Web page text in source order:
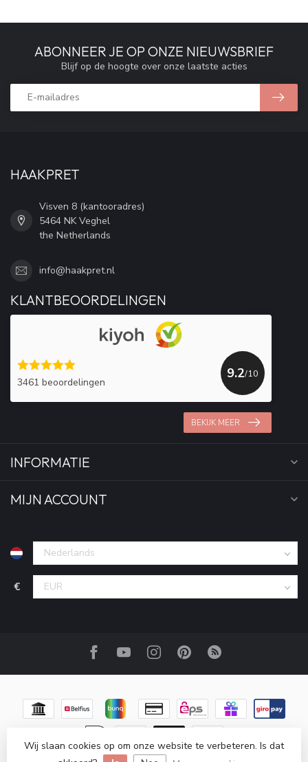
ABONNEER JE OP ONZE NIEUWSBRIEF
Blijf op de hoogte over onze laatste acties
HAAKPRET
Visven 8 (kantooradres)
5464 NK Veghel
the Netherlands
info@haakpret.nl
KLANTBEOORDELINGEN
3461 beoordelingen
9.2/10
BEKIJK MEER
INFORMATIE
MIJN ACCOUNT
€
Wij slaan cookies op om onze website te verbeteren. Is dat